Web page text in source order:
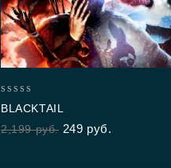
out
of
BLACKTAIL
2,199руб. 249 руб.